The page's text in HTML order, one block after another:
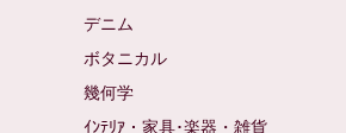
デニム
ボタニカル
幾何学
ｲﾝﾃﾘｱ・家具･楽器・雑貨